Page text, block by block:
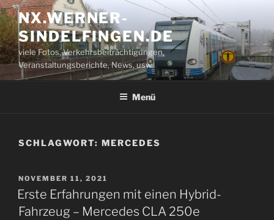
Zum
Inhalt
springen
NX.WERNER-
SINDELFINGEN.DE
viele Fotos, Verkehrsbeiträchtigungen,
Veranstaltungsberichte, News, usw.
Menü
SCHLAGWORT: MERCEDES
VERÖFFENTLICHT
AM
NOVEMBER 11, 2021
Erste Erfahrungen mit einen Hybrid-
Fahrzeug – Mercedes CLA 250e